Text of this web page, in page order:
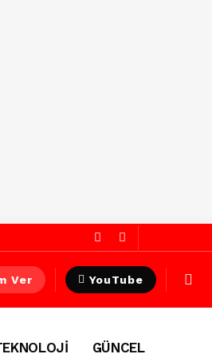
Ver YouTube
GÜNCEL